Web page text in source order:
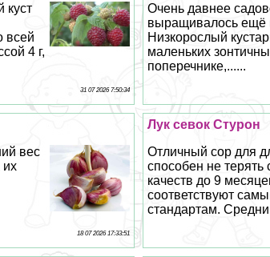
Очень давнее
выращивалось ещё
Низкорослый
маленьких
поперечнике,......
куст
всей
4 г,
31 07 2026 7:50:34
Лук севок Стурон
Отличный сор для
способен не терять
качеств до 9
соответствуют
стандартам.
вес
их
18 07 2026 17:33:51